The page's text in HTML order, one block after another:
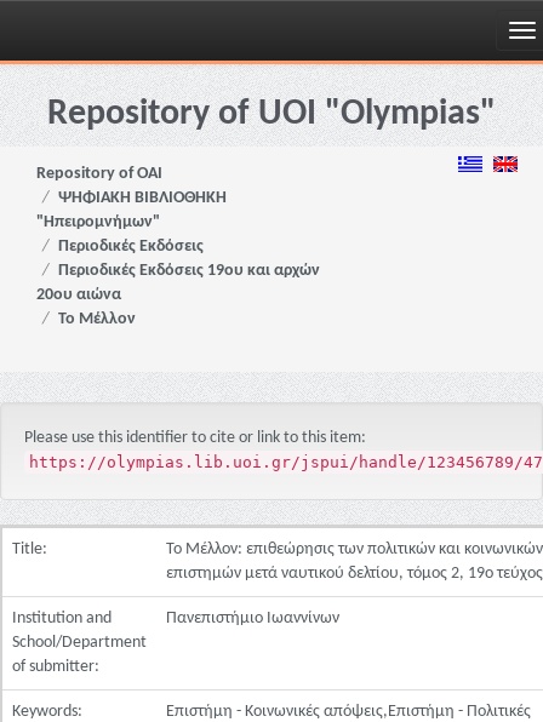
Skip
navigationRepository of UOI "Olympias"
Repository of OAI
ΨΗΦΙΑΚΗ ΒΙΒΛΙΟΘΗΚΗ
"Ηπειρομνήμων"
Περιοδικές Εκδόσεις
Περιοδικές Εκδόσεις 19ου και αρχών
20ου αιώνα
Το Μέλλον
Please use this identifier to cite or link to this item:
https://olympias.lib.uoi.gr/jspui/handle/123456789/
Title:
Το Μέλλον: επιθεώρησις των πολιτικών και κοινωνικών
επιστημών μετά ναυτικού δελτίου, τόμος 2, 19ο τεύχος
Institution and
School/Department
of submitter:
Πανεπιστήμιο Ιωαννίνων
Keywords:
Επιστήμη - Κοινωνικές απόψεις,Επιστήμη - Πολιτικές